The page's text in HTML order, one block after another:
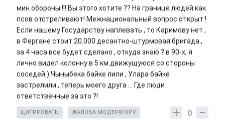
мин.обороны !!! Вы этого хотите ?? На границе людей как
псов отстреливают! Межнациональный вопрос открыт !
Если нашему Государству наплевать , то Каримову нет ,
в Фергане стоит 20.000 десантно-штурмовая бригада ,
за 4 часа все будет сделано , откуда знаю ? в 90-х, я
лично видел колонну в 5 км.движущуюся со стороны
соседей.).Чыныбека байке лили , Улара байке
застрелили , теперь моего друга ... Где люди
ответственные за это ?!
0
ЦИТИРОВАТЬ ЖАЛОБА МОДЕРАТОРУ